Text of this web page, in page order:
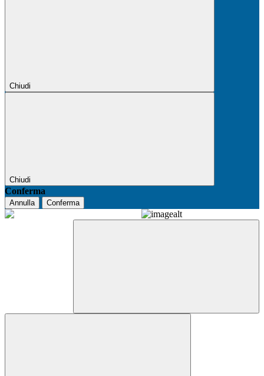
Chiudi
Chiudi
Conferma
Annulla Conferma